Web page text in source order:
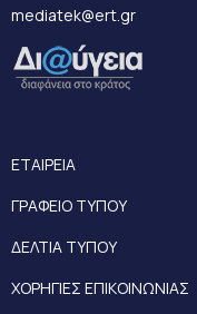
mediatek@ert.gr
ΕΤΑΙΡΕΙΑ
ΓΡΑΦΕΙΟ ΤΥΠΟΥ
ΔΕΛΤΙΑ ΤΥΠΟΥ
ΧΟΡΗΓΙΕΣ ΕΠΙΚΟΙΝΩΝΙΑΣ